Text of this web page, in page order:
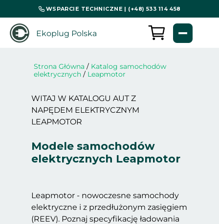
WSPARCIE TECHNICZNE | (+48) 533 114 458
Ekoplug Polska
Strona Główna / Katalog samochodów
elektrycznych / Leapmotor
WITAJ W KATALOGU AUT Z
NAPĘDEM ELEKTRYCZNYM
LEAPMOTOR
Modele samochodów
elektrycznych Leapmotor
Leapmotor - nowoczesne samochody
elektryczne i z przedłużonym zasięgiem
(REEV). Poznaj specyfikację ładowania